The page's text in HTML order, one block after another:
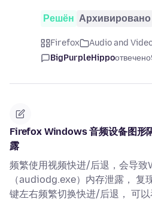
Решён Архивировано
Firefox Audio and
BigPurpleHippoотвечено
Firefox Windows 音频设备图形
露
频繁使用视频快进/后退，会导
（audiodg.exe）内存泄露， 复
键左右频繁切换快进/后退， 可